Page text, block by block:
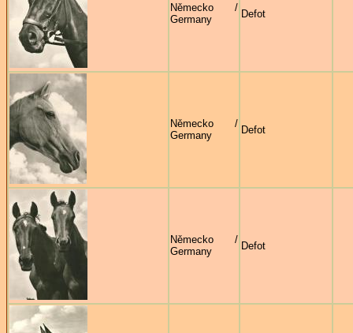
Německo /
Germany
Defot
Německo /
Germany
Defot
Německo /
Germany
Defot